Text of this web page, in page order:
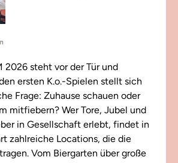
2026 steht vor der Tür und
ersten K.o.-Spielen stellt sich
Frage: Zuhause schauen oder
mitfiebern? Wer Tore, Jubel und
in Gesellschaft erlebt, findet in
zahlreiche Locations, die die
Vom Biergarten über große